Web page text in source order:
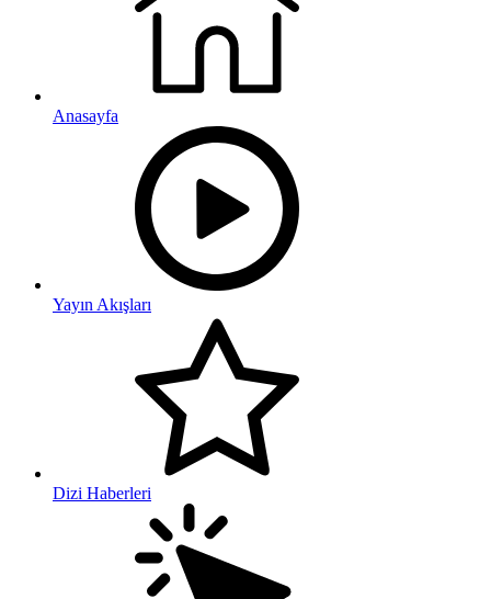
Anasayfa
Yayın Akışları
Dizi Haberleri